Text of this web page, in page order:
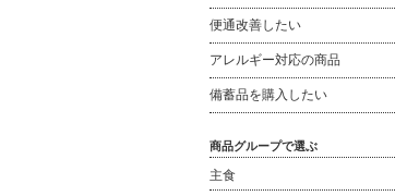
便通改善したい
アレルギー対応の商品
備蓄品を購入したい
商品グループで選ぶ
主食